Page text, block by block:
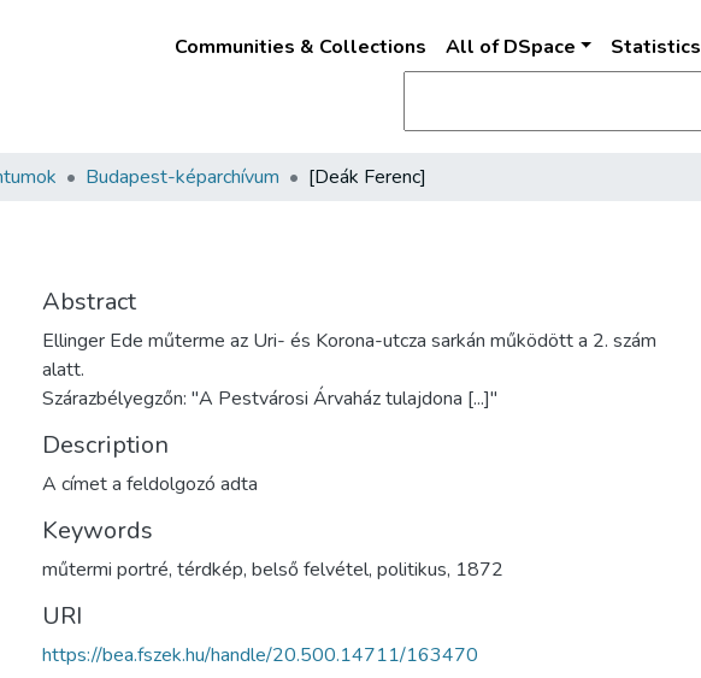
Communities & Collections All of DSpace Statistics
Budapest-képarchívum [Deák Ferenc]
Abstract
Ellinger Ede műterme az Uri- és Korona-utcza sarkán működött a 2. szám
alatt.
Szárazbélyegzőn: "A Pestvárosi Árvaház tulajdona [...]"
Description
A címet a feldolgozó adta
Keywords
műtermi portré, térdkép, belső felvétel, politikus, 1872
URI
https://bea.fszek.hu/handle/20.500.14711/163470